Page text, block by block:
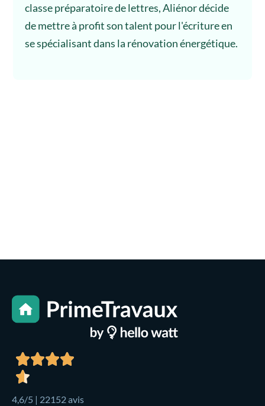
classe préparatoire de lettres, Aliénor décide
de mettre à profit son talent pour l'écriture en
se spécialisant dans la rénovation énergétique.
4,6/5 | 22152 avis